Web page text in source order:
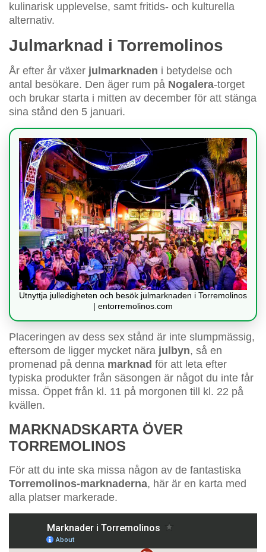
kulinarisk upplevelse, samt fritids- och kulturella
alternativ.
Julmarknad i Torremolinos
År efter år växer julmarknaden i betydelse och
antal besökare. Den äger rum på Nogalera-torget
och brukar starta i mitten av december för att stänga
sina stånd den 5 januari.
Utnyttja julledigheten och besök julmarknaden i Torremolinos
| entorremolinos.com
Placeringen av dess sex stånd är inte slumpmässig,
eftersom de ligger mycket nära julbyn, så en
promenad på denna marknad för att leta efter
typiska produkter från säsongen är något du inte får
missa. Öppet från kl. 11 på morgonen till kl. 22 på
kvällen.
MARKNADSKARTA ÖVER
TORREMOLINOS
För att du inte ska missa någon av de fantastiska
Torremolinos-marknaderna, här är en karta med
alla platser markerade.